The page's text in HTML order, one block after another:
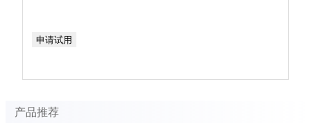
申请试用
产品推荐